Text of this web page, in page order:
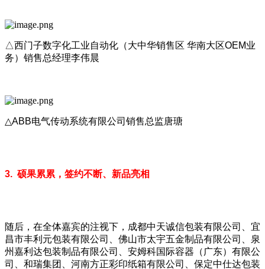
△西门子数字化工业自动化（大中华销售区 华南大区OEM业
务）销售总经理李伟晨
△ABB电气传动系统有限公司销售总监唐瑭
3. 硕果累累，签约不断、新品亮相
随后，在全体嘉宾的注视下，成都中天诚信包装有限公司、宜
昌市丰利元包装有限公司、佛山市太宇五金制品有限公司、泉
州嘉利达包装制品有限公司、安姆科国际容器（广东）有限公
司、和瑞集团、河南方正彩印纸箱有限公司、保定中仕达包装